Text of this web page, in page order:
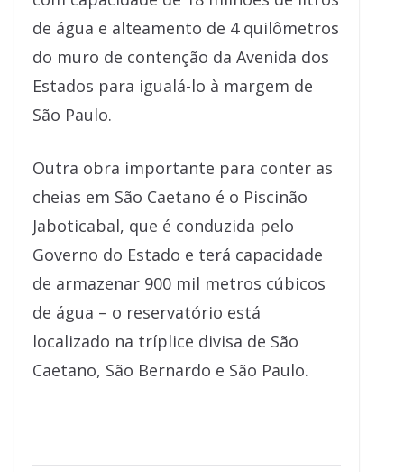
de água e alteamento de 4 quilômetros
do muro de contenção da Avenida dos
Estados para igualá-lo à margem de
São Paulo.
Outra obra importante para conter as
cheias em São Caetano é o Piscinão
Jaboticabal, que é conduzida pelo
Governo do Estado e terá capacidade
de armazenar 900 mil metros cúbicos
de água – o reservatório está
localizado na tríplice divisa de São
Caetano, São Bernardo e São Paulo.